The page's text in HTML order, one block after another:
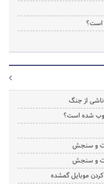
است؟
شده است؟
و سنجش
و سنجش
موبایل گمشده